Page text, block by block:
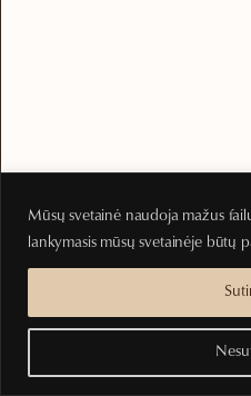
Mūsų svetainė naudoja mažus
lankymasis mūsų svetainėje būtų
Tiger Balm